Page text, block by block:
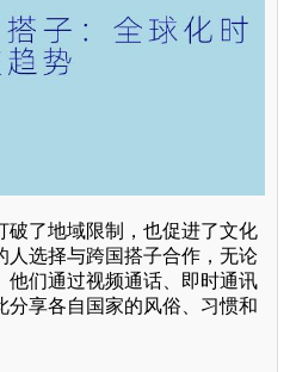
破了地域限制，也促进了文化
人选择与跨国搭子合作，无论
他们通过视频通话、即时通讯
分享各自国家的风俗、习惯和